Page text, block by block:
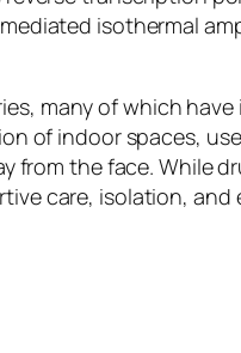
isothermal
many of which
of indoor spaces,
the face. While
care, isolation, and